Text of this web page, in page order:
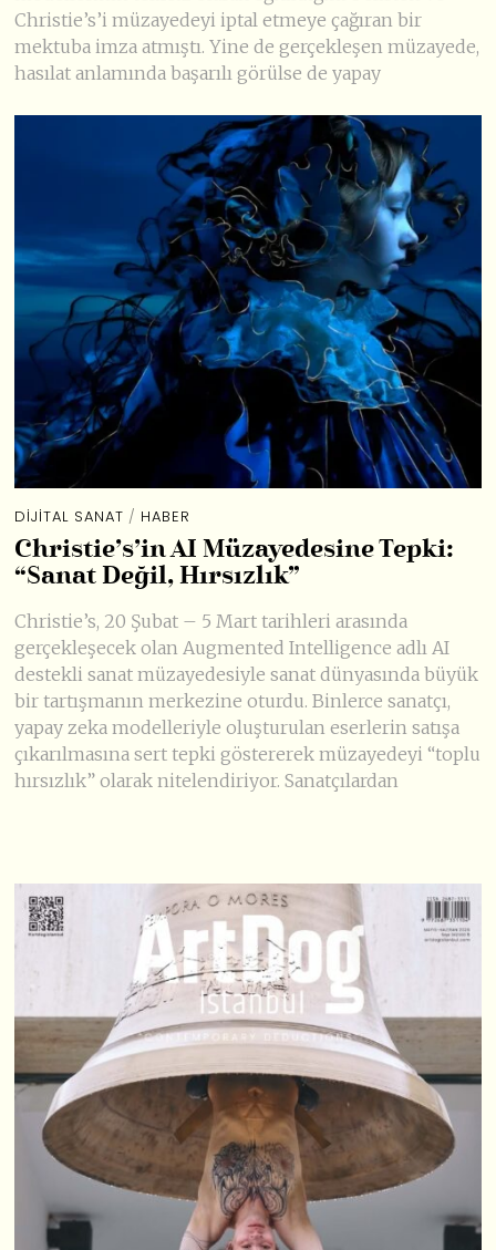
Christie’s’i müzayedeyi iptal etmeye çağıran bir
mektuba imza atmıştı. Yine de gerçekleşen müzayede,
hasılat anlamında başarılı görülse de yapay
DIJITAL SANAT / HABER
Christie’s’in AI Müzayedesine Tepki:
“Sanat Değil, Hırsızlık”
Christie’s, 20 Şubat – 5 Mart tarihleri arasında
gerçekleşecek olan Augmented Intelligence adlı AI
destekli sanat müzayedesiyle sanat dünyasında büyük
bir tartışmanın merkezine oturdu. Binlerce sanatçı,
yapay zeka modelleriyle oluşturulan eserlerin satışa
çıkarılmasına sert tepki göstererek müzayedeyi “toplu
hırsızlık” olarak nitelendiriyor. Sanatçılardan